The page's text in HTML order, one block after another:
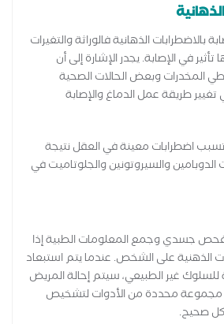
بالاضطرابات الذهانية فالوراثة والتغيرات
تأثير في الإصابة. يجدر الإشارة إلى أن
المخدرات وبعض الحالات الصحية
طريقة عمل الدماغ والإصابة
اضطرابات معينة في العقل نتيجة
والسيروتونين والجلوتاميت في
جسدي وجمع المعلومات الطبية إذا
الذهنية على الشخص. عندما يتم استبعاد
غير الطبيعي، سيتم إحالة المريض
محددة من الأدوات لتشخيص
صحيح.